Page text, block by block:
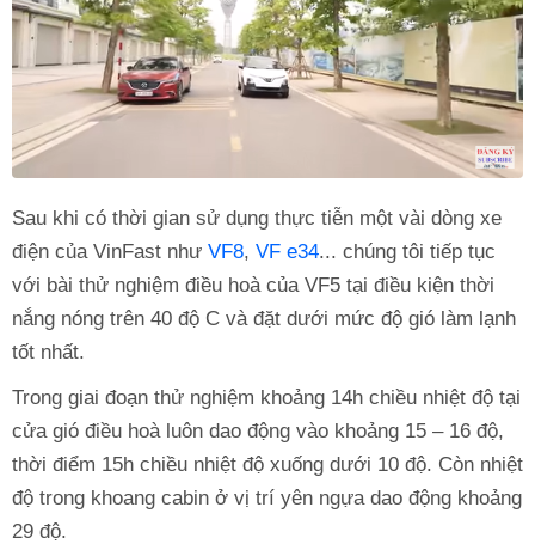
Sau khi có thời gian sử dụng thực tiễn một vài dòng xe
điện của VinFast như VF8, VF e34... chúng tôi tiếp tục
với bài thử nghiệm điều hoà của VF5 tại điều kiện thời
nắng nóng trên 40 độ C và đặt dưới mức độ gió làm lạnh
tốt nhất.
Trong giai đoạn thử nghiệm khoảng 14h chiều nhiệt độ tại
cửa gió điều hoà luôn dao động vào khoảng 15 – 16 độ,
thời điểm 15h chiều nhiệt độ xuống dưới 10 độ. Còn nhiệt
độ trong khoang cabin ở vị trí yên ngựa dao động khoảng
29 độ.